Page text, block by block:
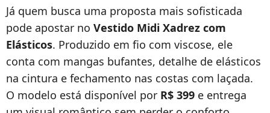
Já quem busca uma proposta mais sofisticada
pode apostar no Vestido Midi Xadrez com
Elásticos. Produzido em fio com viscose, ele
conta com mangas bufantes, detalhe de elásticos
na cintura e fechamento nas costas com laçada.
O modelo está disponível por R$ 399 e entrega